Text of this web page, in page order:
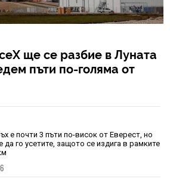
ще се разбие в Луната
пъти по-голяма от
е почти 3 пъти по-висок от Еверест, но
да го усетите, защото се издига в рамките